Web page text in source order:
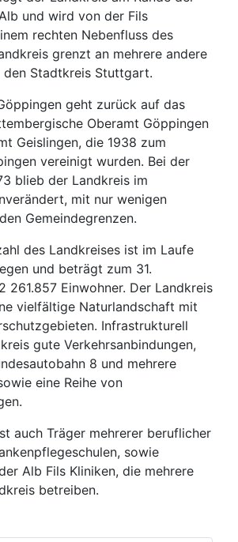
und wird von der Fils
rechten Nebenfluss des
grenzt an mehrere andere
den Stadtkreis Stuttgart.
geht zurück auf das
Oberamt Göppingen
Geislingen, die 1938 zum
vereinigt wurden. Bei der
blieb der Landkreis im
mit nur wenigen
Gemeindegrenzen.
des Landkreises ist im Laufe
und beträgt zum 31.
261.857 Einwohner. Der Landkreis
vielfältige Naturlandschaft mit
Infrastrukturell
gute Verkehrsanbindungen,
8 und mehrere
eine Reihe von
auch Träger mehrerer beruflicher
sowie
Alb Fils Kliniken, die mehrere
betreiben.